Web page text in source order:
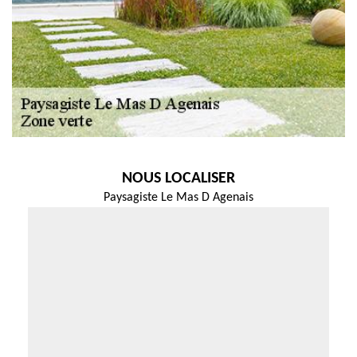
NOUS LOCALISER
Paysagiste Le Mas D Agenais